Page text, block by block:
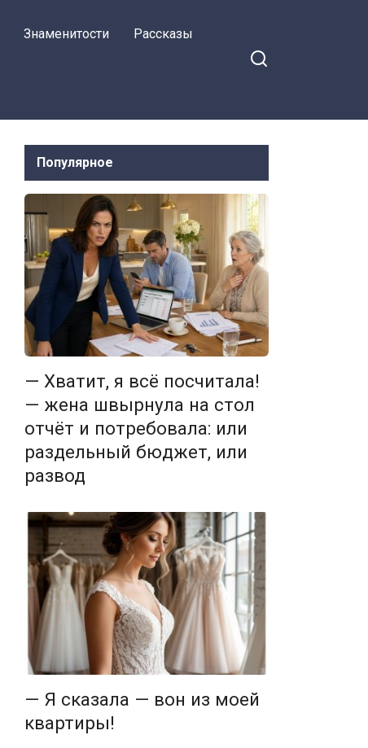
Знаменитости Рассказы
Популярное
— Хватит, я всё посчитала!
— жена швырнула на стол
отчёт и потребовала: или
раздельный бюджет, или
развод
— Я сказала — вон из моей
квартиры!